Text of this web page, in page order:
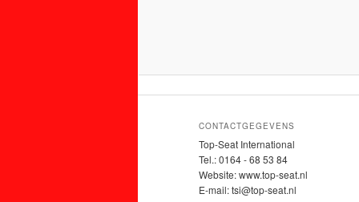
CONTACTGEGEVENS
Top-Seat International
Tel.: 0164 - 68 53 84
Website: www.top-seat.nl
E-mail: tsi@top-seat.nl